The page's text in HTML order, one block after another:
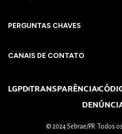
PERGUNTAS CHAVES​
CANAIS DE CONTATO
LGPDTRANSPARÊNCIA
© 2024 Sebrae/PR. Todos